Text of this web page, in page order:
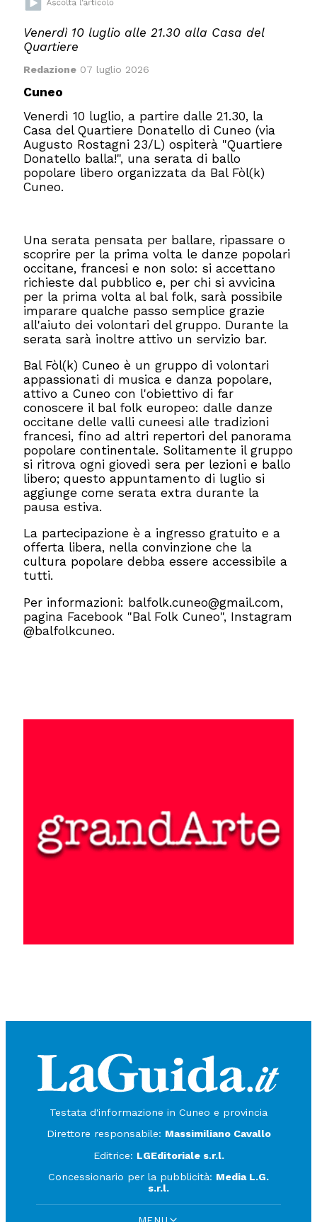
Venerdì 10 luglio alle 21.30 alla Casa del
Quartiere
Redazione 07 luglio 2026
Cuneo
Venerdì 10 luglio, a partire dalle 21.30, la
Casa del Quartiere Donatello di Cuneo (via
Augusto Rostagni 23/L) ospiterà "Quartiere
Donatello balla!", una serata di ballo
popolare libero organizzata da Bal Fòl(k)
Cuneo.
Una serata pensata per ballare, ripassare o
scoprire per la prima volta le danze popolari
occitane, francesi e non solo: si accettano
richieste dal pubblico e, per chi si avvicina
per la prima volta al bal folk, sarà possibile
imparare qualche passo semplice grazie
all'aiuto dei volontari del gruppo. Durante la
serata sarà inoltre attivo un servizio bar.
Bal Fòl(k) Cuneo è un gruppo di volontari
appassionati di musica e danza popolare,
attivo a Cuneo con l'obiettivo di far
conoscere il bal folk europeo: dalle danze
occitane delle valli cuneesi alle tradizioni
francesi, fino ad altri repertori del panorama
popolare continentale. Solitamente il gruppo
si ritrova ogni giovedì sera per lezioni e ballo
libero; questo appuntamento di luglio si
aggiunge come serata extra durante la
pausa estiva.
La partecipazione è a ingresso gratuito e a
offerta libera, nella convinzione che la
cultura popolare debba essere accessibile a
tutti.
Per informazioni: balfolk.cuneo@gmail.com,
pagina Facebook "Bal Folk Cuneo", Instagram
@balfolkcuneo.
Testata d'informazione in Cuneo e provincia
Direttore responsabile: Massimiliano Cavallo
Editrice: LGEditoriale s.r.l.
Concessionario per la pubblicità: Media L.G.
s.r.l.